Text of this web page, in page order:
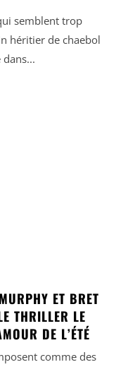
semblent trop
héritier de chaebol
ET BRET
THRILLER LE
DE L’ÉTÉ
comme des